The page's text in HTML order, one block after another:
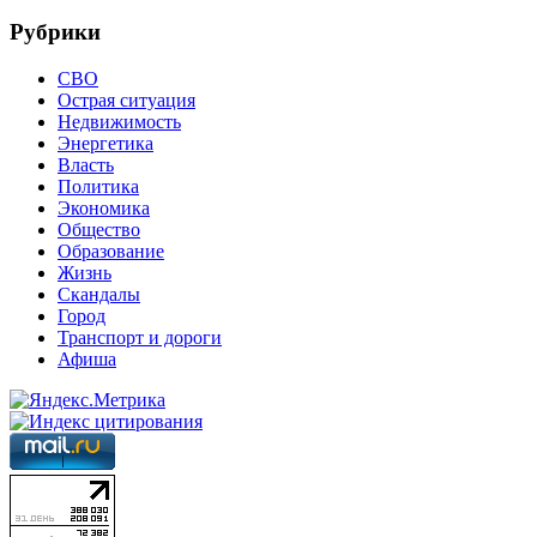
Рубрики
СВО
Острая ситуация
Недвижимость
Энергетика
Власть
Политика
Экономика
Общество
Образование
Жизнь
Скандалы
Город
Транспорт и дороги
Афиша